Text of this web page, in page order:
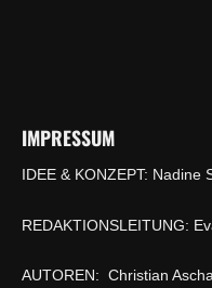
IMPRESSUM
IDEE & KONZEPT: Nadine
REDAKTIONSLEITUNG:
AUTOREN: Christian